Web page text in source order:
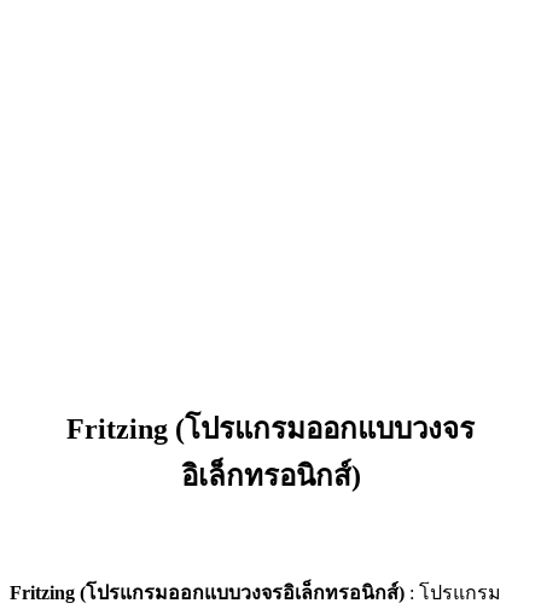
Fritzing (โปรแกรมออกแบบวงจร
อิเล็กทรอนิกส์)
Fritzing (โปรแกรมออกแบบวงจรอิเล็กทรอนิกส์) : โปรแกรม